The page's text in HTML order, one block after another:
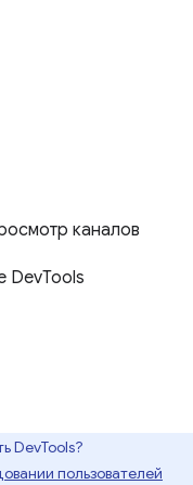
каналов
DevTools
DevTools?
пользователей